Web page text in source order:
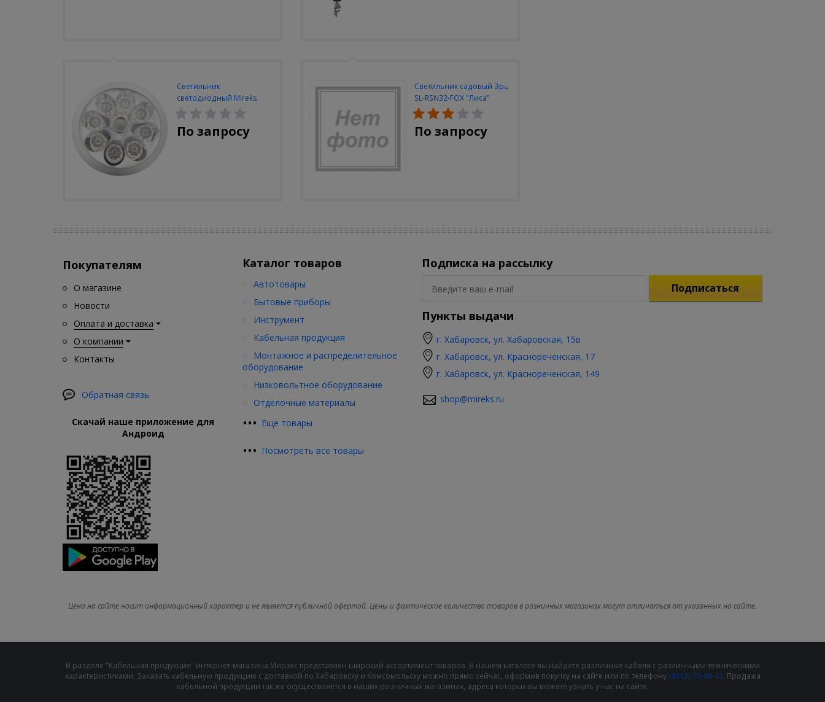
Светильник
светодиодный Mireks
С-310-80-S (5W/4000-
5000K/500lm/датчик
движения)
По запросу
Светильник садовый Эра
SL-RSN32-FOX "Лиса"
солн.бат, полистоун,
цветной, 32 см
По запросу
Покупателям
О магазине
Новости
Оплата и доставка
О компании
Контакты
Обратная связь
Скачай наше приложение для
Андроид
Каталог товаров
••• Еще товары
Автотовары
Бытовые приборы
Инструмент
Кабельная продукция
Монтажное и распределительное
оборудование
Низковольтное оборудование
Отделочные материалы
••• Посмотреть все товары
Подписка на рассылку
Подписаться
Пункты выдачи
г. Хабаровск, ул. Хабаровская, 15в
г. Хабаровск, ул. Краснореченская, 17
г. Хабаровск, ул. Краснореченская, 149
shop@mireks.ru
Цена на сайте носит информационный характер и не является публичной офертой. Цены и фактическое количество товаров в розничных магазинах могут отличаться от указанных на сайте.
В разделе "Кабельная продукция" интернет-магазина Мирэкс представлен широкий ассортимент товаров. В нашем каталоге вы найдете различные кабеля с различными техническими
характеристиками. Заказать кабельную продукцию с доставкой по Хабаровску и Комсомольску можно прямо сейчас, оформив покупку на сайте или по телефону (4212) 73-60-42. Продажа
кабельной продукции так же осуществляется в наших розничных магазинах, адреса которых вы можете узнать у нас на сайте.